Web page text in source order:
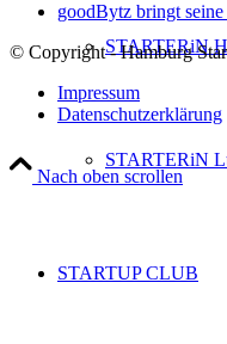
STARTERiN
STARTERiN
STARTUP CLUB
goodBytz bringt
© Copyright - Hamburg
Impressum
Datenschutzerklärung
Nach oben scrollen